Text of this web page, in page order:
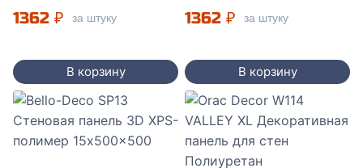
1362 ₽ за штуку
В корзину
1362 ₽ за штуку
В корзину